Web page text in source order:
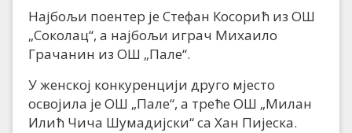
Најбољи поентер је Стефан Косорић из ОШ
„Соколац“, а најбољи играч Михаило
Грачанин из ОШ „Пале“.
У женској конкуренцији друго мјесто
освојила је ОШ „Пале“, а треће ОШ „Милан
Илић Чича Шумадијски“ са Хан Пијеска.